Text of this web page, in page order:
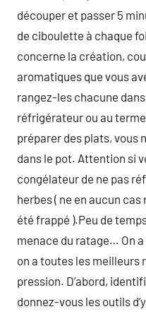
découper et passer 5
de ciboulette à chaque
concerne la création,
aromatiques que vous
rangez-les chacune
réfrigérateur ou au
préparer des plats, vous
dans le pot. Attention si
congélateur de ne pas
herbes ( ne en aucun
été frappé ).Peu de
menace du ratage… On
on a toutes les meilleurs
pression. D’abord,
donnez-vous les outils